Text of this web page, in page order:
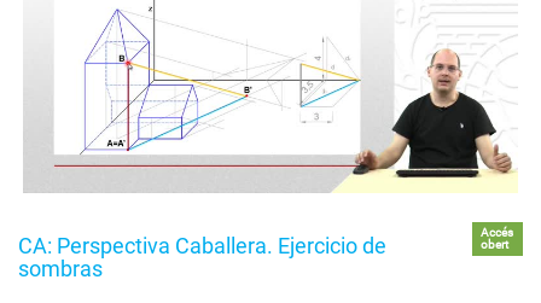
CA: Perspectiva Caballera. Ejercicio de
sombras
Accés
obert